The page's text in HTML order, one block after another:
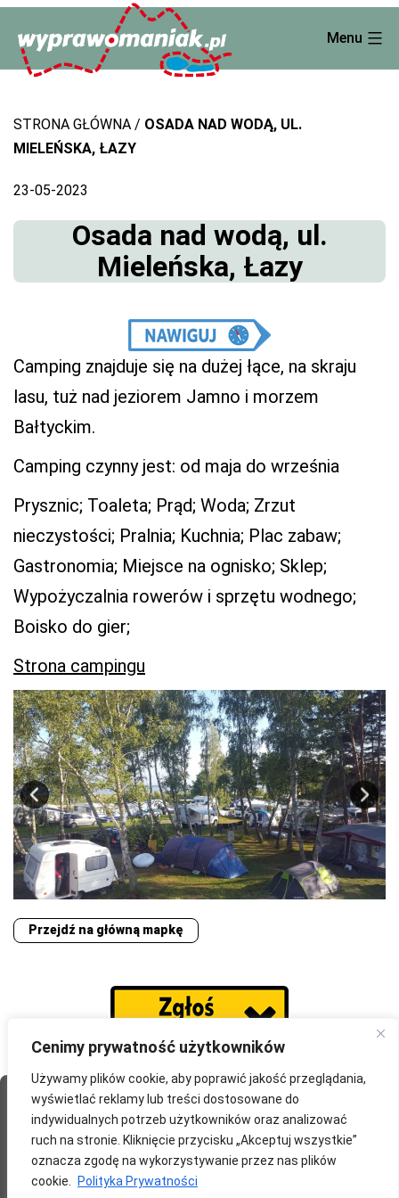
Cenimy prywatność użytkowników
Używamy plików cookie, aby poprawić jakość przeglądania,
wyświetlać reklamy lub treści dostosowane do
indywidualnych potrzeb użytkowników oraz analizować
ruch na stronie. Kliknięcie przycisku „Akceptuj wszystkie”
oznacza zgodę na wykorzystywanie przez nas plików
cookie.
Polityka Prywatności
content
Menu
STRONA GŁÓWNA
OSADA NAD WODĄ, UL.
MIELEŃSKA, ŁAZY
23-05-2023
Osada nad wodą, ul.
Mieleńska, Łazy
Camping znajduje się na dużej łące, na skraju
lasu, tuż nad jeziorem Jamno i morzem
Bałtyckim.
Camping czynny jest: od maja do września
Prysznic; Toaleta; Prąd; Woda; Zrzut
nieczystości; Pralnia; Kuchnia; Plac zabaw;
Gastronomia; Miejsce na ognisko; Sklep;
Wypożyczalnia rowerów i sprzętu wodnego;
Boisko do gier;
Strona campingu
Przejdź na główną mapkę
Strona Główna O portalu Współpraca
Partnerzy
Blog Polityka prywatności
redakcja@wyprawomaniak.pl